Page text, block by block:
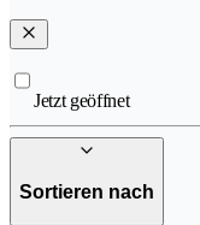
Jetzt geöffnet
Sortieren nach